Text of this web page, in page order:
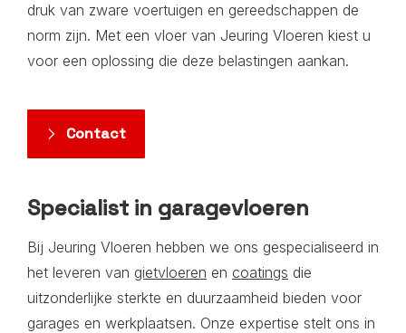
druk van zware voertuigen en gereedschappen de
norm zijn. Met een vloer van Jeuring Vloeren kiest u
voor een oplossing die deze belastingen aankan.
Contact
Specialist in garagevloeren
Bij Jeuring Vloeren hebben we ons gespecialiseerd in
het leveren van gietvloeren en coatings die
uitzonderlijke sterkte en duurzaamheid bieden voor
garages en werkplaatsen. Onze expertise stelt ons in